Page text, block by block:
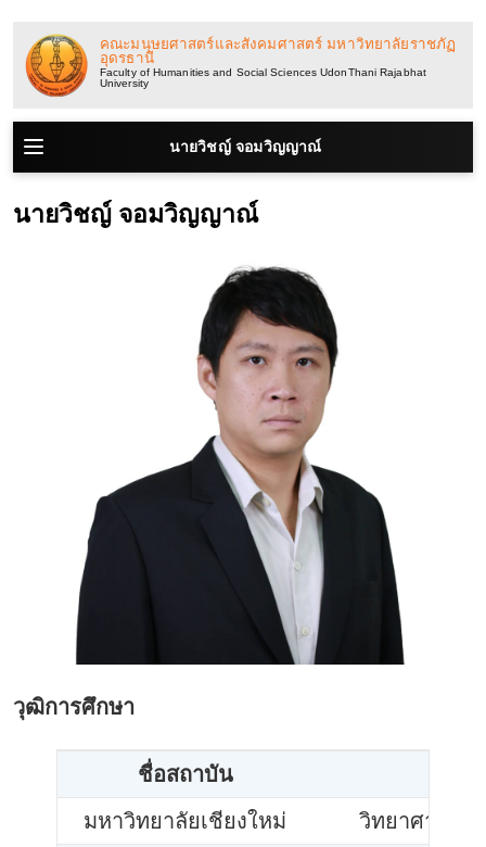
ไป
ยัง
เนื้อหา
คณะมนุษยศาสตร์และสังคมศาสตร์ มหาวิทยาลัยราชภัฏ
อุดรธานี
Faculty of Humanities and Social Sciences UdonThani Rajabhat
University
นายวิชญ์ จอมวิญญาณ์
นายวิชญ์ จอมวิญญาณ์
วุฒิการศึกษา
ชื่อสถาบัน
มหาวิทยาลัยเชียงใหม่
วิทยาศาสต